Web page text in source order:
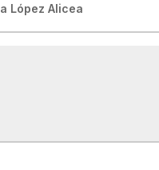
López Alicea